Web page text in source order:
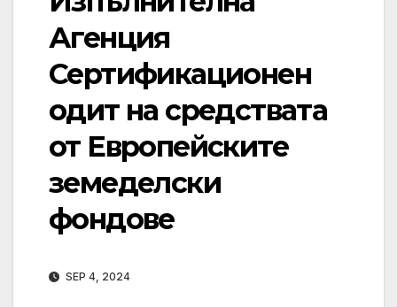
Агенция
Сертификационен
одит на средствата
от Европейските
земеделски
фондове
SEP 4, 2024